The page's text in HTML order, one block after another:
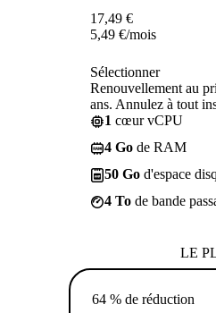
17,49 €
5,49 €/mois
Sélectionner
Renouvellement au
ans. Annulez à tout
1 cœur vCPU
4 Go de RAM
50 Go d'espace
4 To de bande
LE
64 % de réduction